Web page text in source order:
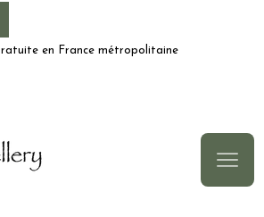
en France métropolitaine